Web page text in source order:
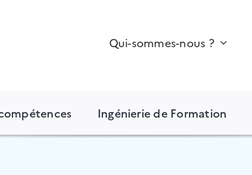
Qui-sommes-nous ?
Ingénierie de Formation